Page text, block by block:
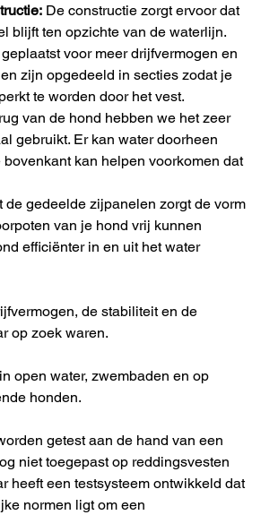
De constructie zorgt ervoor dat
blijft ten opzichte van de waterlijn.
voor meer drijfvermogen en
zijn opgedeeld in secties zodat je
te worden door het vest.
van de hond hebben we het zeer
gebruikt. Er kan water doorheen
kan helpen voorkomen dat
de gedeelde zijpanelen zorgt de vorm
van je hond vrij kunnen
efficiënter in en uit het water
de stabiliteit en de
op zoek waren.
open water, zwembaden en op
honden.
getest aan de hand van een
niet toegepast op reddingsvesten
heeft een testsysteem ontwikkeld dat
normen ligt om een